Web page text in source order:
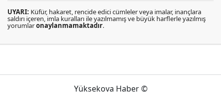
UYARI: Küfür, hakaret, rencide edici cümleler veya imalar, inançlara
saldırı içeren, imla kuralları ile yazılmamış ve büyük harflerle yazılmış
yorumlaronaylanmamaktadır.
Yüksekova Haber ©